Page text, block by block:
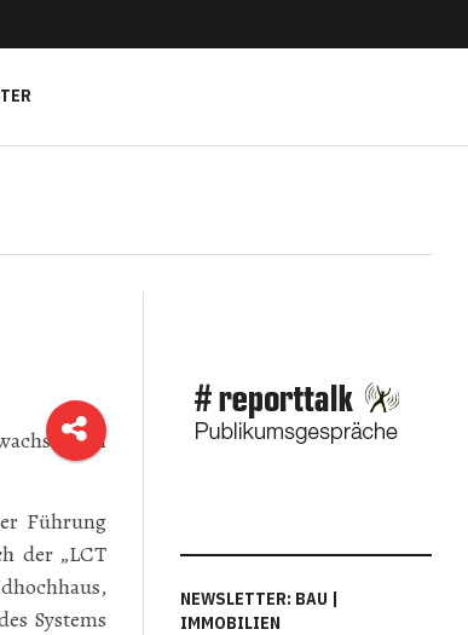
Führung
der „LCT
Systems
NEWSLETTER: BAU |
IMMOBILIEN